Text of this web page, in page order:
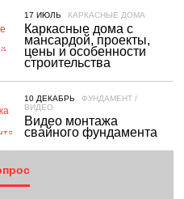
17 ИЮЛЬ КАРКАСНЫЕ ДОМА
Каркасные дома с
мансардой, проекты,
цены и особенности
строительства
10 ДЕКАБРЬ
ФУНДАМЕНТ /
ВИДЕО
Видео монтажа
свайного фундамента